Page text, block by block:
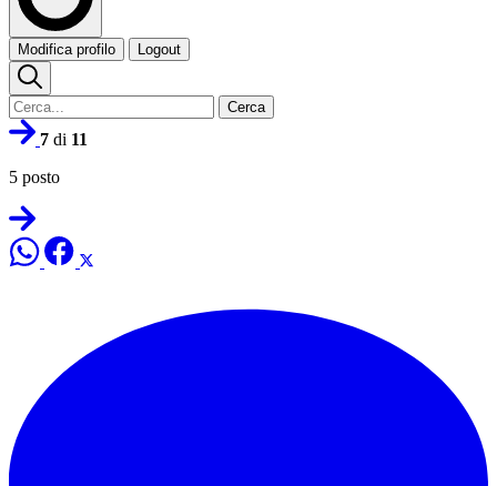
Modifica profilo Logout
Cerca
7 di 11
5 posto